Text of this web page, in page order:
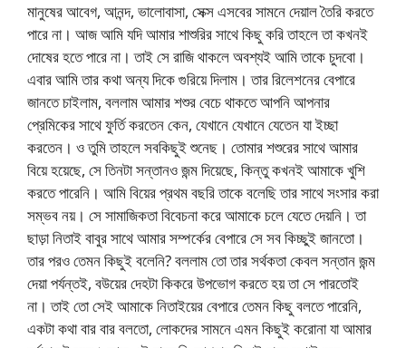
মানুষের আবেগ, আনন্দ, ভালোবাসা, সেক্স এসবের সামনে দেয়াল তৈরি করতে
পারে না। আজ আমি যদি আমার শাশুরির সাথে কিছু করি তাহলে তা কখনই
দোষের হতে পারে না। তাই সে রাজি থাকলে অবশ্যই আমি তাকে চুদবো।
এবার আমি তার কথা অন্য দিকে গুরিয়ে দিলাম। তার রিলেশনের বেপারে
জানতে চাইলাম, বললাম আমার শশুর বেচে থাকতে আপনি আপনার
প্রেমিকের সাথে ফুর্তি করতেন কেন, যেখানে যেখানে যেতেন যা ইচ্ছা
করতেন। ও তুমি তাহলে সবকিছুই শুনেছ। তোমার শশুরের সাথে আমার
বিয়ে হয়েছে, সে তিনটা সন্তানও জন্ম দিয়েছে, কিন্তু কখনই আমাকে খুশি
করতে পারেনি। আমি বিয়ের প্রথম বছরি তাকে বলেছি তার সাথে সংসার করা
সম্ভব নয়। সে সামাজিকতা বিবেচনা করে আমাকে চলে যেতে দেয়নি। তা
ছাড়া নিতাই বাবুর সাথে আমার সম্পর্কের বেপারে সে সব কিচ্ছুই জানতো।
তার পরও তেমন কিছুই বলেনি? বললাম তো তার সর্থকতা কেবল সন্তান জন্ম
দেয়া পর্যন্তই, বউয়ের দেহটা কিকরে উপভোগ করতে হয় তা সে পারতোই
না। তাই তো সেই আমাকে নিতাইয়ের বেপারে তেমন কিছু বলতে পারেনি,
একটা কথা বার বার বলতো, লোকদের সামনে এমন কিছুই করোনা যা আমার